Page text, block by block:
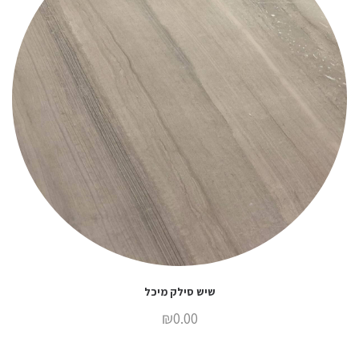
שיש סילק מיכל
₪0.00